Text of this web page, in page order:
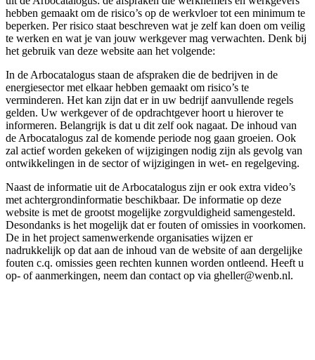
hebben gemaakt om de risico’s op de werkvloer tot een minimum te
beperken. Per risico staat beschreven wat je zelf kan doen om veilig
te werken en wat je van jouw werkgever mag verwachten. Denk bij
het gebruik van deze website aan het volgende:
In de Arbocatalogus staan de afspraken die de bedrijven in de
energiesector met elkaar hebben gemaakt om risico’s te
verminderen. Het kan zijn dat er in uw bedrijf aanvullende regels
gelden. Uw werkgever of de opdrachtgever hoort u hierover te
informeren. Belangrijk is dat u dit zelf ook nagaat. De inhoud van
de Arbocatalogus zal de komende periode nog gaan groeien. Ook
zal actief worden gekeken of wijzigingen nodig zijn als gevolg van
ontwikkelingen in de sector of wijzigingen in wet- en regelgeving.
Naast de informatie uit de Arbocatalogus zijn er ook extra video’s
met achtergrondinformatie beschikbaar. De informatie op deze
website is met de grootst mogelijke zorgvuldigheid samengesteld.
Desondanks is het mogelijk dat er fouten of omissies in voorkomen.
De in het project samenwerkende organisaties wijzen er
nadrukkelijk op dat aan de inhoud van de website of aan dergelijke
fouten c.q. omissies geen rechten kunnen worden ontleend. Heeft u
op- of aanmerkingen, neem dan contact op via gheller@wenb.nl.